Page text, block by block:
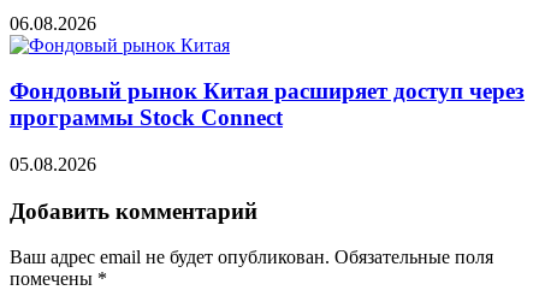
06.08.2026
Фондовый рынок Китая расширяет доступ через
программы Stock Connect
05.08.2026
Добавить комментарий
Ваш адрес email не будет опубликован. Обязательные поля
помечены *